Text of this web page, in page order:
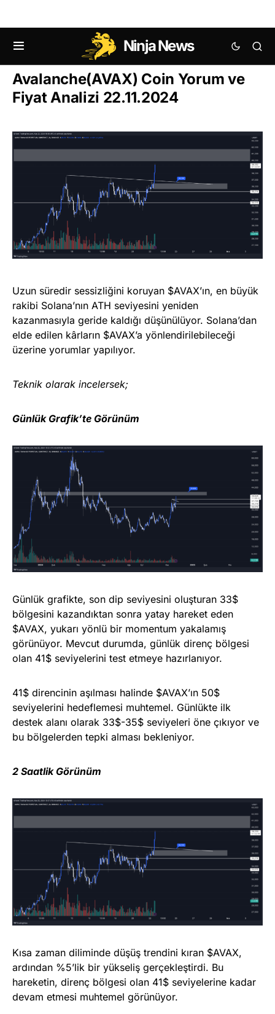
Ninja News
AVALANCHE (AVAX) ANALIZLERI VE YORUMLARI
Avalanche(AVAX) Coin Yorum ve
Fiyat Analizi 22.11.2024
Uzun süredir sessizliğini koruyan $AVAX’ın, en büyük
rakibi Solana’nın ATH seviyesini yeniden
kazanmasıyla geride kaldığı düşünülüyor. Solana’dan
elde edilen kârların $AVAX’a yönlendirilebileceği
üzerine yorumlar yapılıyor.
Teknik olarak incelersek;
Günlük Grafik’te Görünüm
Günlük grafikte, son dip seviyesini oluşturan 33$
bölgesini kazandıktan sonra yatay hareket eden
$AVAX, yukarı yönlü bir momentum yakalamış
görünüyor. Mevcut durumda, günlük direnç bölgesi
olan 41$ seviyelerini test etmeye hazırlanıyor.
41$ direncinin aşılması halinde $AVAX’ın 50$
seviyelerini hedeflemesi muhtemel. Günlükte ilk
destek alanı olarak 33$-35$ seviyeleri öne çıkıyor ve
bu bölgelerden tepki alması bekleniyor.
2 Saatlik Görünüm
Kısa zaman diliminde düşüş trendini kıran $AVAX,
ardından %5’lik bir yükseliş gerçekleştirdi. Bu
hareketin, direnç bölgesi olan 41$ seviyelerine kadar
devam etmesi muhtemel görünüyor.